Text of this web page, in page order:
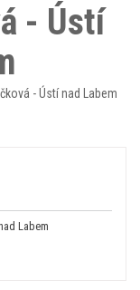
- Ústí
- Ústí nad Labem
Labem